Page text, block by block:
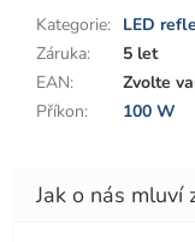
Kategorie: LED
Záruka:
5 let
EAN:
Zvolte
Příkon: 100 W